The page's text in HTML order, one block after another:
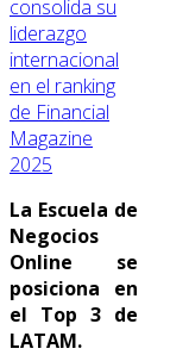
consolida su
liderazgo
internacional
en el ranking
de Financial
Magazine
2025
La Escuela de
Negocios
Online se
posiciona en
el Top 3 de
LATAM.